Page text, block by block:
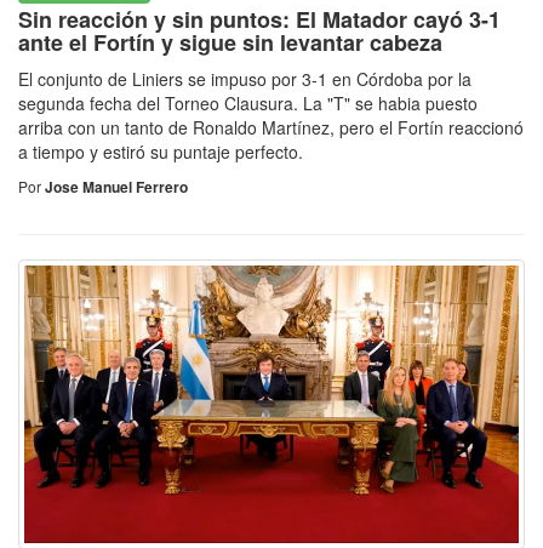
Sin reacción y sin puntos: El Matador cayó 3-1
ante el Fortín y sigue sin levantar cabeza
El conjunto de Liniers se impuso por 3-1 en Córdoba por la
segunda fecha del Torneo Clausura. La "T" se habia puesto
arriba con un tanto de Ronaldo Martínez, pero el Fortín reaccionó
a tiempo y estiró su puntaje perfecto.
PorJose Manuel Ferrero